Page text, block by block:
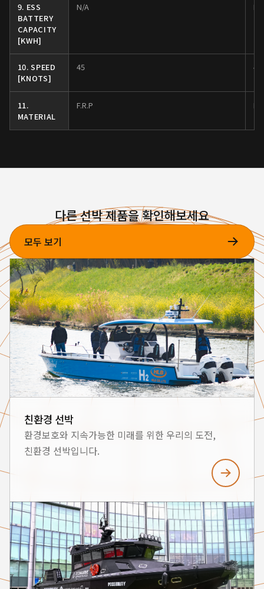
9. ESS
BATTERY
CAPACITY
[KWH]
10. SPEED
[KNOTS]
11.
MATERIAL
N/A N/
45 43
F.R.P
다른 선박 제품을 확인해보세요
모두 보기
친환경 선박
환경보호와 지속가능한 미래를 위한 우리의 도전,
친환경 선박입니다.